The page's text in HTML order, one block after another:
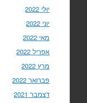
יולי 2022
יוני 2022
מאי 2022
אפריל 2022
מרץ 2022
פברואר 2022
דצמבר 2021